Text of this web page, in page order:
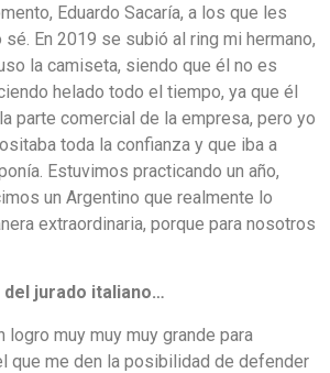
Eduardo Sacaría, a los que les
En 2019 se subió al ring mi hermano,
la camiseta, siendo que él no es
helado todo el tiempo, ya que él
parte comercial de la empresa, pero yo
toda la confianza y que iba a
Estuvimos practicando un año,
un Argentino que realmente lo
extraordinaria, porque para nosotros
jurado italiano…
logro muy muy muy grande para
que me den la posibilidad de defender